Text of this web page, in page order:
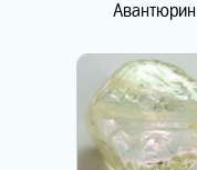
Авантюрин